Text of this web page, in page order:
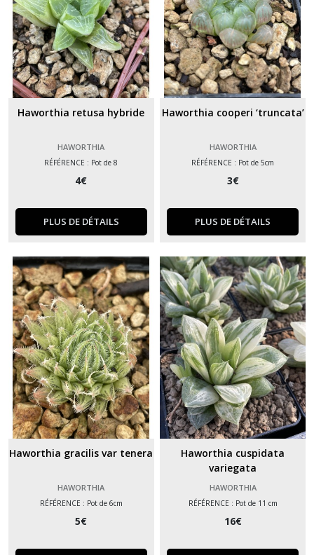
Haworthia retusa hybride
HAWORTHIA
RÉFÉRENCE : Pot de 8
4€
PLUS DE DÉTAILS
Haworthia cooperi ‘truncata’
HAWORTHIA
RÉFÉRENCE : Pot de 5cm
3€
PLUS DE DÉTAILS
Haworthia gracilis var tenera
HAWORTHIA
RÉFÉRENCE : Pot de 6cm
5€
Haworthia cuspidata
variegata
HAWORTHIA
RÉFÉRENCE : Pot de 11 cm
16€